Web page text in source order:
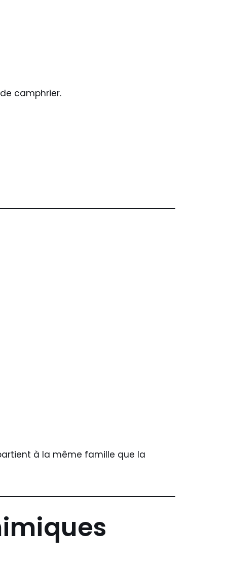
camphrier.
à la même famille que la